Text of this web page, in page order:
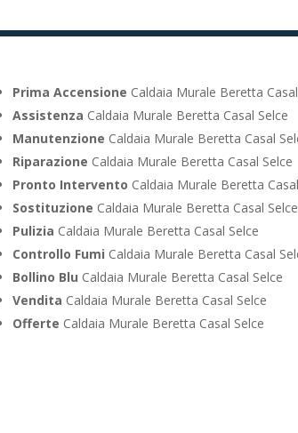
Prima Accensione Caldaia Murale Beretta
Assistenza Caldaia Murale Beretta Casal Selce
Manutenzione Caldaia Murale Beretta Casal
Riparazione Caldaia Murale Beretta Casal Selce
Pronto Intervento Caldaia Murale Beretta
Sostituzione Caldaia Murale Beretta Casal Selce
Pulizia Caldaia Murale Beretta Casal Selce
Controllo Fumi Caldaia Murale Beretta Casal
Bollino Blu Caldaia Murale Beretta Casal Selce
Vendita Caldaia Murale Beretta Casal Selce
Offerte Caldaia Murale Beretta Casal Selce